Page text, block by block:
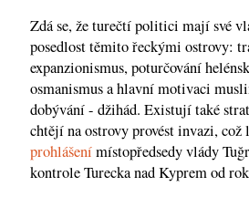
Zdá se, že turečtí politici mají své
posedlost těmito řeckými ostrovy:
expanzionismus, poturčování
osmanismus a hlavní motivaci
dobývání - džihád. Existují také
chtějí na ostrovy provést invazi, což
prohlášenímístopředsedy vlády
kontrole Turecka nad Kyprem od